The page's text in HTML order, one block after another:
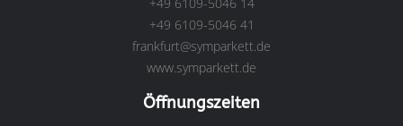
+49 6109-5046 41
frankfurt@symparkett.de
www.symparkett.de
Öffnungszeiten